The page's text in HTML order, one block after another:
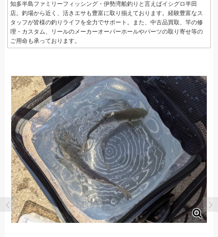
知多半島ファミリーフィッシング・伊勢湾船釣りと言えばイシグロ半田
店。釣場から近く、活きエサも豊富に取り揃えております。経験豊富なス
タッフが皆様の釣りライフを全力でサポート。また、中古品買取、竿の修
理・カスタム、リールのメーカーオーバーホールやパーツの取り寄せ等の
ご用命も承っております。